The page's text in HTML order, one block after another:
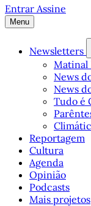
Entrar Assine
Menu
Newsletters
Matinal
News
News
Tudo é
Reportagem
Cultura
Agenda
Opinião
Podcasts
Mais projetos